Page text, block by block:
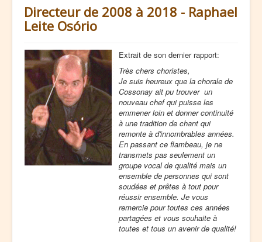
Directeur de 2008 à 2018 - Raphael
Leite Osório
Extrait de son dernier rapport:
Très chers choristes,
Je suis heureux que la chorale de
Cossonay ait pu trouver un
nouveau chef qui puisse les
emmener loin et donner continuité
à une tradition de chant qui
remonte à d'innombrables années.
En passant ce flambeau, je ne
transmets pas seulement un
groupe vocal de qualité mais un
ensemble de personnes qui sont
soudées et prêtes à tout pour
réussir ensemble. Je vous
remercie pour toutes ces années
partagées et vous souhaite à
toutes et tous un avenir de qualité!